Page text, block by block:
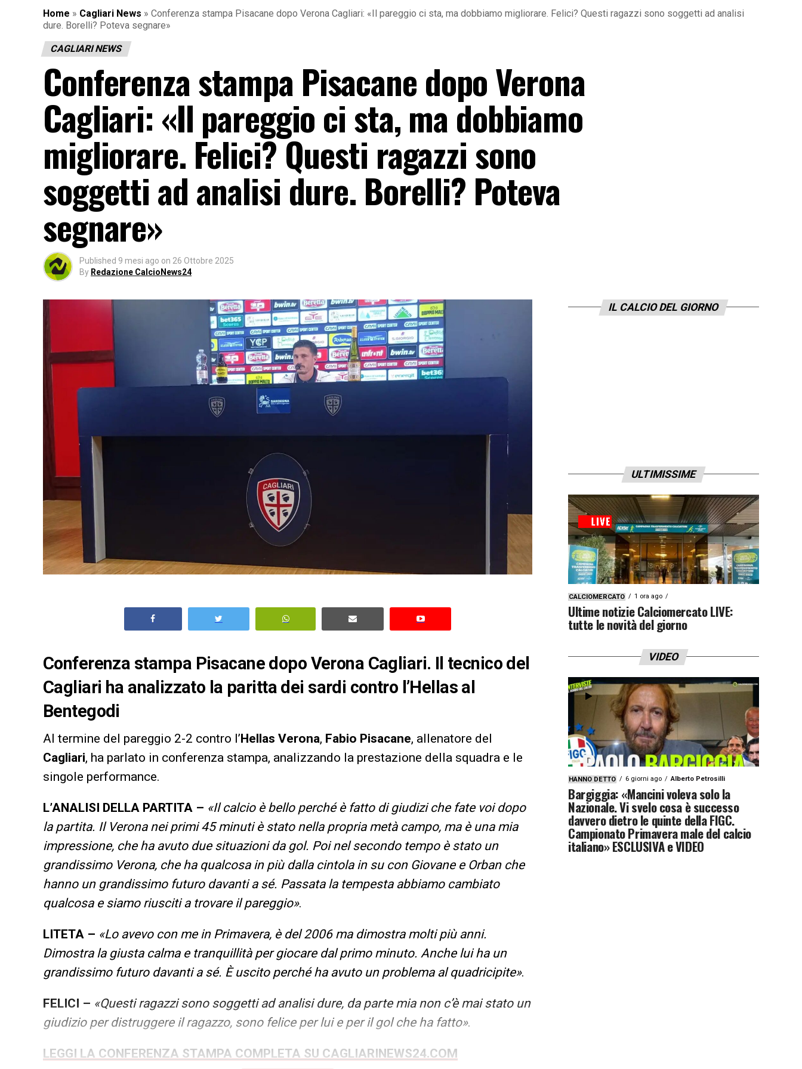
Home » Cagliari News » Conferenza stampa Pisacane dopo Verona Cagliari: «Il pareggio ci sta, ma dobbiamo migliorare. Felici? Questi ragazzi sono soggetti ad analisi
dure. Borelli? Poteva segnare»
CAGLIARI NEWS
Conferenza stampa Pisacane dopo Verona
Cagliari: «Il pareggio ci sta, ma dobbiamo
migliorare. Felici? Questi ragazzi sono
soggetti ad analisi dure. Borelli? Poteva
segnare»
Published 9 mesi ago on 26 Ottobre 2025
By Redazione CalcioNews24
Conferenza stampa Pisacane dopo Verona Cagliari. Il tecnico del
Cagliari ha analizzato la paritta dei sardi contro l’Hellas al
Bentegodi
Al termine del pareggio 2-2 contro l’Hellas Verona, Fabio Pisacane, allenatore del
Cagliari, ha parlato in conferenza stampa, analizzando la prestazione della squadra e le
singole performance.
L’ANALISI DELLA PARTITA – «Il calcio è bello perché è fatto di giudizi che fate voi dopo
la partita. Il Verona nei primi 45 minuti è stato nella propria metà campo, ma è una mia
impressione, che ha avuto due situazioni da gol. Poi nel secondo tempo è stato un
grandissimo Verona, che ha qualcosa in più dalla cintola in su con Giovane e Orban che
hanno un grandissimo futuro davanti a sé. Passata la tempesta abbiamo cambiato
qualcosa e siamo riusciti a trovare il pareggio».
LITETA – «Lo avevo con me in Primavera, è del 2006 ma dimostra molti più anni.
Dimostra la giusta calma e tranquillità per giocare dal primo minuto. Anche lui ha un
grandissimo futuro davanti a sé. È uscito perché ha avuto un problema al quadricipite».
FELICI – «Questi ragazzi sono soggetti ad analisi dure, da parte mia non c’è mai stato un
giudizio per distruggere il ragazzo, sono felice per lui e per il gol che ha fatto».
LEGGI LA CONFERENZA STAMPA COMPLETA SU CAGLIARINEWS24.COM
IL CALCIO DEL GIORNO
ULTIMISSIME
CALCIOMERCATO 1 ora ago
Ultime notizie Calciomercato LIVE:
tutte le novità del giorno
VIDEO
HANNO DETTO 6 giorni ago Alberto Petrosilli
Bargiggia: «Mancini voleva solo la
Nazionale. Vi svelo cosa è successo
davvero dietro le quinte della FIGC.
Campionato Primavera male del calcio
italiano» ESCLUSIVA e VIDEO